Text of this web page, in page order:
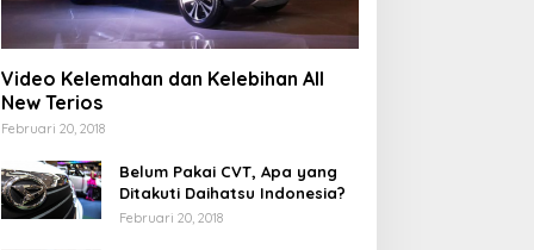
Video Kelemahan dan Kelebihan All
New Terios
Februari 20, 2018
Belum Pakai CVT, Apa yang
Ditakuti Daihatsu Indonesia?
Februari 20, 2018